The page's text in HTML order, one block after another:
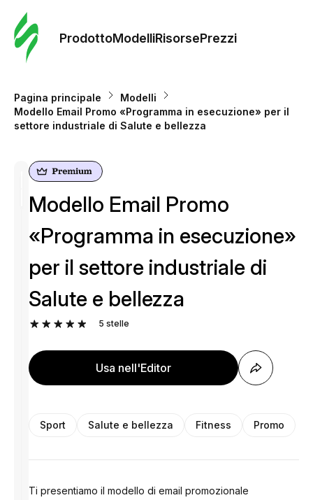
ProdottoModelliRisorsePrezzi
Pagina principale
Modelli
Modello Email Promo «Programma in esecuzione» per il
settore industriale di Salute e bellezza
Modello Email Promo
«Programma in esecuzione»
per il settore industriale di
Salute e bellezza
5 stelle
Usa nell'Editor
Sport Salute e bellezza Fitness Promo
Ti presentiamo il modello di email promozionale